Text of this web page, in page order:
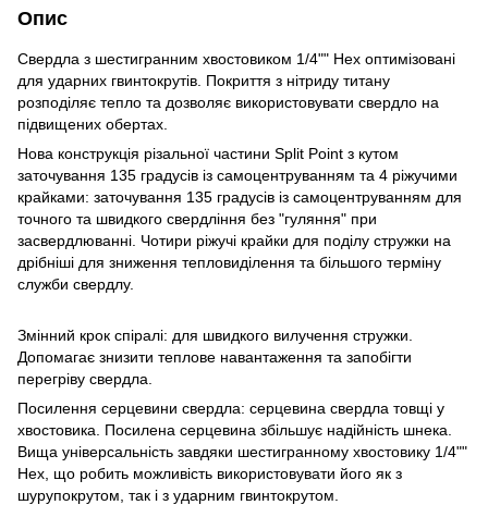
Опис
Свердла з шестигранним хвостовиком 1/4"" Hex оптимізовані
для ударних гвинтокрутів. Покриття з нітриду титану
розподіляє тепло та дозволяє використовувати свердло на
підвищених обертах.
Нова конструкція різальної частини Split Point з кутом
заточування 135 градусів із самоцентруванням та 4 ріжучими
крайками: заточування 135 градусів із самоцентруванням для
точного та швидкого свердління без "гуляння" при
засвердлюванні. Чотири ріжучі крайки для поділу стружки на
дрібніші для зниження тепловиділення та більшого терміну
служби свердлу.
Змінний крок спіралі: для швидкого вилучення стружки.
Допомагає знизити теплове навантаження та запобігти
перегріву свердла.
Посилення серцевини свердла: серцевина свердла товщі у
хвостовика. Посилена серцевина збільшує надійність шнека.
Вища універсальність завдяки шестигранному хвостовику 1/4""
Hex, що робить можливість використовувати його як з
шурупокрутом, так і з ударним гвинтокрутом.